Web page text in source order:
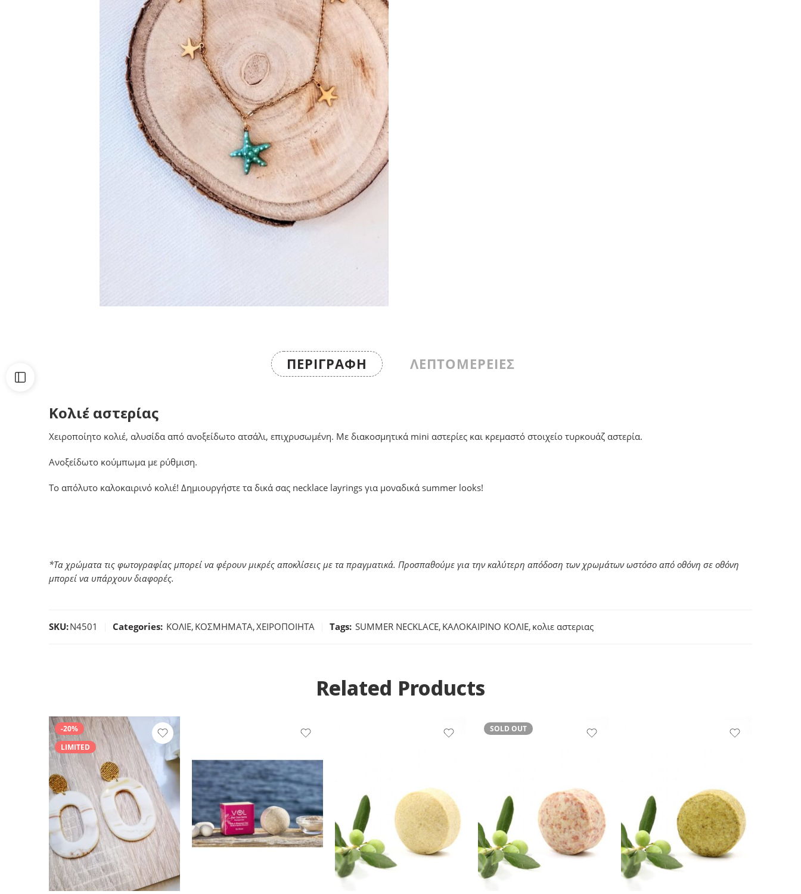
ΠΕΡΙΓΡΑΦΉ ΛΕΠΤΟΜΕΡΕΙΕΣ
Κολιέ αστερίας
Χειροποίητο κολιέ, αλυσίδα από ανοξείδωτο ατσάλι, επιχρυσωμένη. Με διακοσμητικά mini αστερίες και κρεμαστό στοιχείο τυρκουάζ αστερία.
Ανοξείδωτο κούμπωμα με ρύθμιση.
Το απόλυτο καλοκαιρινό κολιέ! Δημιουργήστε τα δικά σας necklace layrings για μοναδικά summer looks!
*Τα χρώματα τις φωτογραφίας μπορεί να φέρουν μικρές αποκλίσεις με τα πραγματικά. Προσπαθούμε για την καλύτερη απόδοση των χρωμάτων ωστόσο από οθόνη σε οθόνη
μπορεί να υπάρχουν διαφορές.
SKU:N4501 Categories: ΚΟΛΙΕ, ΚΟΣΜΗΜΑΤΑ,ΧΕΙΡΟΠΟΙΗΤΑ Tags: SUMMER NECKLACE, ΚΑΛΟΚΑΙΡΙΝΟ ΚΟΛΙΕ, κολιε αστεριας
Related Products
-20%
LIMITED
23
ΗΜΈΡΕΣ
06
ΩΡΕΣ
25
MINS
16
ΔΕΥΤ
SOLD OUT